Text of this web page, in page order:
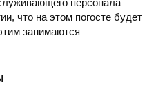
что на этом погосте будет
занимаются